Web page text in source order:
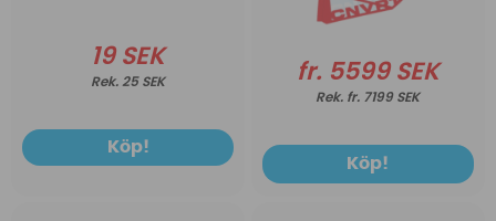
19 SEK
25 SEK
Köp!
fr. 5599 SEK
fr. 7199 SEK
Köp!